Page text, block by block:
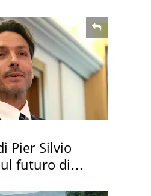
Pier Silvio
futuro di